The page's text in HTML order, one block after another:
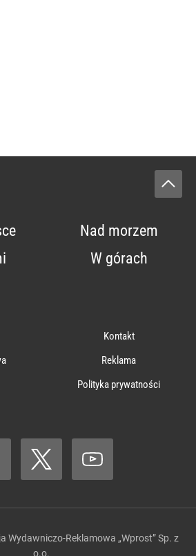
Nad morzem
W górach
Kontakt
Reklama
Polityka prywatności
Wydawniczo-Reklamowa „Wprost” Sp. z
o.o.